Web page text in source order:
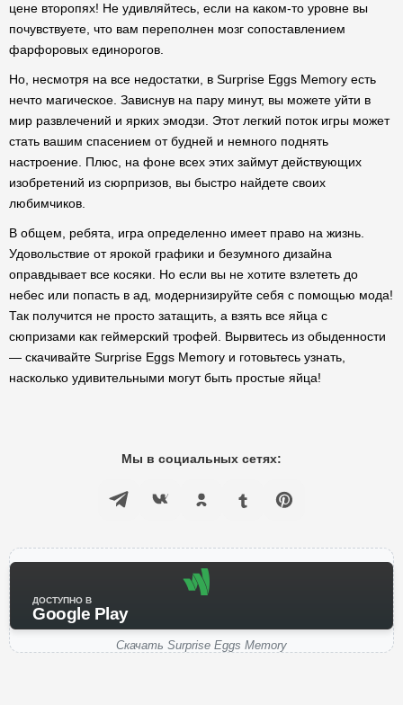
цене второпях! Не удивляйтесь, если на каком-то уровне вы
почувствуете, что вам переполнен мозг сопоставлением
фарфоровых единорогов.
Но, несмотря на все недостатки, в Surprise Eggs Memory есть
нечто магическое. Зависнув на пару минут, вы можете уйти в
мир развлечений и ярких эмодзи. Этот легкий поток игры может
стать вашим спасением от будней и немного поднять
настроение. Плюс, на фоне всех этих займут действующих
изобретений из сюрпризов, вы быстро найдете своих
любимчиков.
В общем, ребята, игра определенно имеет право на жизнь.
Удовольствие от ярокой графики и безумного дизайна
оправдывает все косяки. Но если вы не хотите взлететь до
небес или попасть в ад, модернизируйте себя с помощью мода!
Так получится не просто затащить, а взять все яйца с
сюпризами как геймерский трофей. Вырвитесь из обыденности
— скачивайте Surprise Eggs Memory и готовьтесь узнать,
насколько удивительными могут быть простые яйца!
Мы в социальных сетях:
ДОСТУПНО В
Google Play
Скачать Surprise Eggs Memory